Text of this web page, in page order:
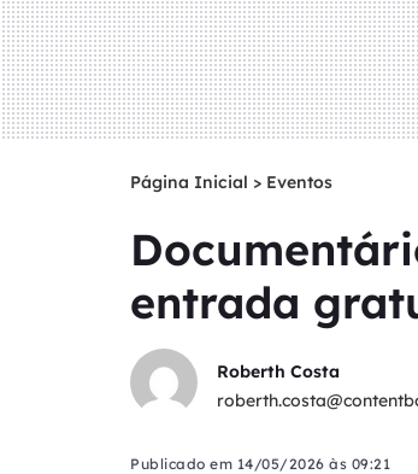
Página Inicial > Eventos
entrada
Roberth Costa
Publicado em 14/05/2026 às 09:21